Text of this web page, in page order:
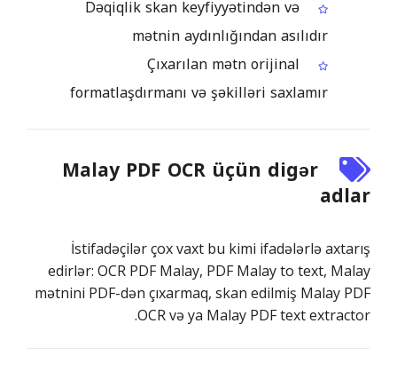
Dəqiqlik skan keyfiyyətindən və
mətnin aydınlığından asılıdır
Çıxarılan mətn orijinal
formatlaşdırmanı və şəkilləri saxlamır
Malay PDF OCR üçün digər
adlar
İstifadəçilər çox vaxt bu kimi ifadələrlə axtarış
edirlər: OCR PDF Malay, PDF Malay to text, Malay
mətnini PDF-dən çıxarmaq, skan edilmiş Malay PDF
OCR və ya Malay PDF text extractor.